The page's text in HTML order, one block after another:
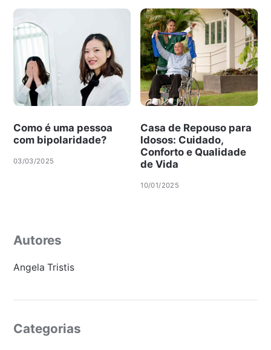
Como é uma pessoa
com bipolaridade?
03/03/2025
Casa de Repouso para
Idosos: Cuidado,
Conforto e Qualidade
de Vida
10/01/2025
Autores
Angela Tristis
Categorias